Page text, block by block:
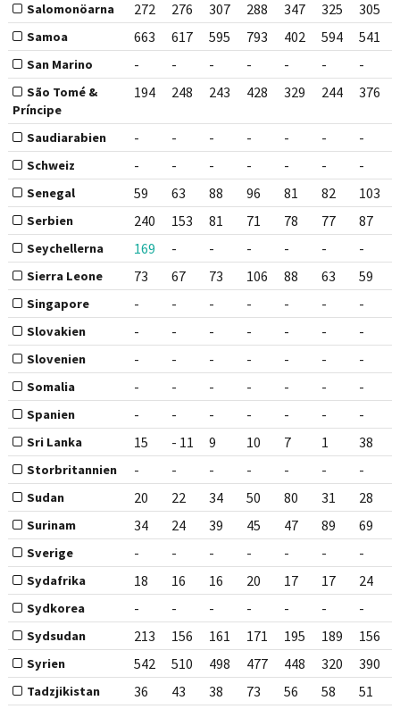
Salomonöarna 272 276 307 288 347 325 305
Samoa 663 617 595 793 402 594 541
San Marino - - - - - - -
São Tomé &
Príncipe
194 248 243 428 329 244 376
Saudiarabien - - - - - - -
Schweiz - - - - - - -
Senegal 59 63 88 96 81 82 103
Serbien 240 153 81 71 78 77 87
Seychellerna 169 - - - - - -
Sierra Leone 73 67 73 106 88 63 59
Singapore - - - - - - -
Slovakien - - - - - - -
Slovenien - - - - - - -
Somalia - - - - - - -
Spanien - - - - - - -
Sri Lanka 15 - 11 9 10 7 1 38
Storbritannien - - - - - - -
Sudan 20 22 34 50 80 31 28
Surinam 34 24 39 45 47 89 69
Sverige - - - - - - -
Sydafrika 18 16 16 20 17 17 24
Sydkorea - - - - - - -
Sydsudan 213 156 161 171 195 189 156
Syrien 542 510 498 477 448 320 390
Tadzjikistan 36 43 38 73 56 58 51